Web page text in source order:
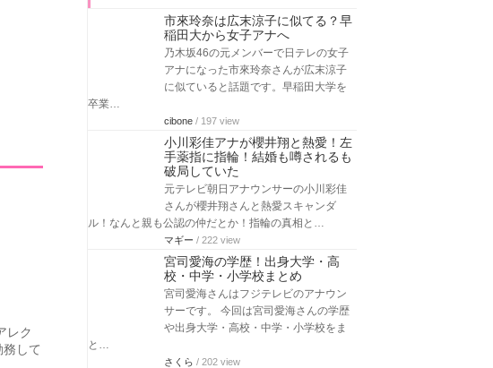
レク
して
市來玲奈は広末涼子に似てる？早
稲田大から女子アナへ
乃木坂46の元メンバーで日テレの女子
アナになった市來玲奈さんが広末涼子
に似ていると話題です。早稲田大学を
卒業…
cibone / 197 view
小川彩佳アナが櫻井翔と熱愛！左
手薬指に指輪！結婚も噂されるも
破局していた
元テレビ朝日アナウンサーの小川彩佳
さんが櫻井翔さんと熱愛スキャンダ
ル！なんと親も公認の仲だとか！指輪の真相と…
マギー / 222 view
宮司愛海の学歴！出身大学・高
校・中学・小学校まとめ
宮司愛海さんはフジテレビのアナウン
サーです。 今回は宮司愛海さんの学歴
や出身大学・高校・中学・小学校をま
と…
さくら / 202 view